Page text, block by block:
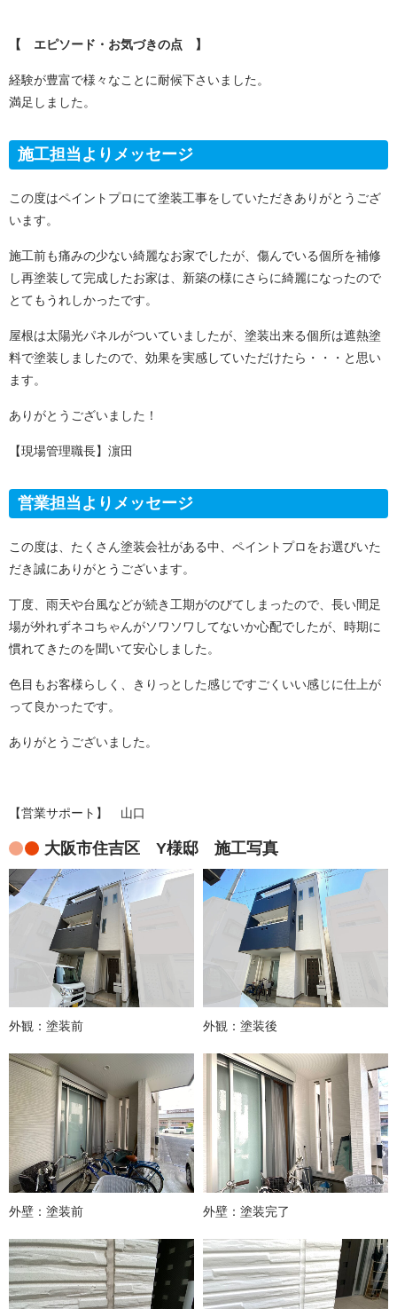
【 エピソード・お気づきの点 】
経験が豊富で様々なことに耐候下さいました。
満足しました。
施工担当よりメッセージ
この度はペイントプロにて塗装工事をしていただきありがとうござ
います。
施工前も痛みの少ない綺麗なお家でしたが、傷んでいる個所を補修
し再塗装して完成したお家は、新築の様にさらに綺麗になったので
とてもうれしかったです。
屋根は太陽光パネルがついていましたが、塗装出来る個所は遮熱塗
料で塗装しましたので、効果を実感していただけたら・・・と思い
ます。
ありがとうございました！
【現場管理職長】濵田
営業担当よりメッセージ
この度は、たくさん塗装会社がある中、ペイントプロをお選びいた
だき誠にありがとうございます。
丁度、雨天や台風などが続き工期がのびてしまったので、長い間足
場が外れずネコちゃんがソワソワしてないか心配でしたが、時期に
慣れてきたのを聞いて安心しました。
色目もお客様らしく、きりっとした感じですごくいい感じに仕上が
って良かったです。
ありがとうございました。
【営業サポート】 山口
大阪市住吉区 Y様邸 施工写真
外観：塗装前 外観：塗装後
外壁：塗装前 外壁：塗装完了